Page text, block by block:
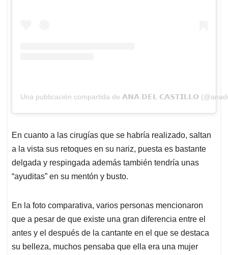
Una publicación compartida de 𝗔𝗡𝗔 𝗗𝗘𝗟 𝗖𝗔𝗦𝗧𝗜𝗟𝗟𝗢
En cuanto a las cirugías que se habría realizado, saltan
a la vista sus retoques en su nariz, puesta es bastante
delgada y respingada además también tendría unas
“ayuditas” en su mentón y busto.
En la foto comparativa, varios personas mencionaron
que a pesar de que existe una gran diferencia entre el
antes y el después de la cantante en el que se destaca
su belleza, muchos pensaba que ella era una mujer